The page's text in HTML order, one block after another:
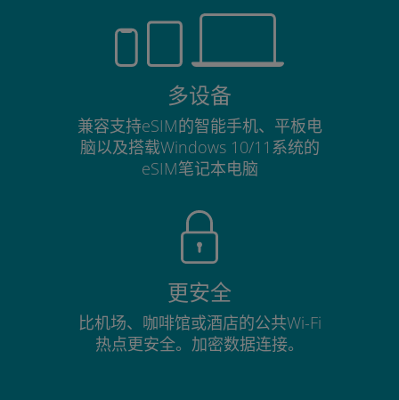
多设备
兼容支持eSIM的智能手机、平板电
脑以及搭载Windows 10/11系统的
eSIM笔记本电脑
更安全
比机场、咖啡馆或酒店的公共Wi-Fi
热点更安全。加密数据连接。